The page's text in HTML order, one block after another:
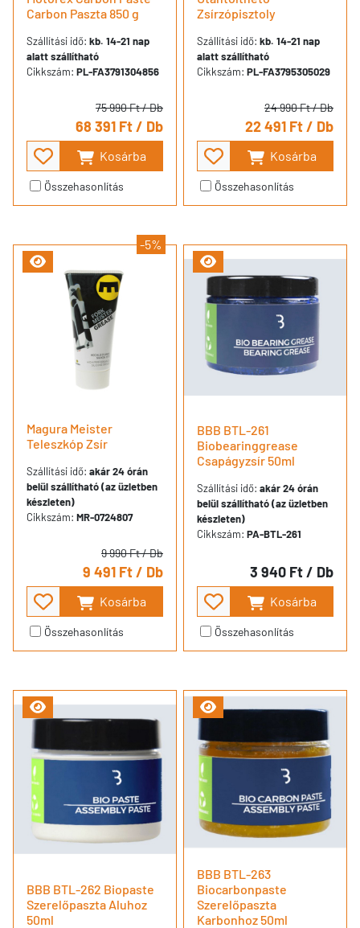
Carbon Paszta 850 g
Szállítási idő: kb. 14-21 nap
alatt szállítható
Cikkszám: PL-FA3791304856
75 990 Ft/ Db
68 391 Ft/ Db
Kosárba
Összehasonlítás
Zsírzópisztoly
Szállítási idő: kb. 14-21 nap
alatt szállítható
Cikkszám: PL-FA3795305029
24 990 Ft/ Db
22 491 Ft/ Db
Kosárba
Összehasonlítás
-5%
Magura Meister
Teleszkóp Zsír
Szállítási idő: akár 24 órán
belül szállítható (az üzletben
készleten)
Cikkszám: MR-0724807
9 990 Ft/ Db
9 491 Ft/ Db
Kosárba
Összehasonlítás
BBB BTL-261
Biobearinggrease
Csapágyzsír 50ml
Szállítási idő: akár 24 órán
belül szállítható (az üzletben
készleten)
Cikkszám: PA-BTL-261
3 940 Ft/ Db
Kosárba
Összehasonlítás
BBB BTL-262 Biopaste
Szerelőpaszta Aluhoz
50ml
BBB BTL-263
Biocarbonpaste
Szerelőpaszta
Karbonhoz 50ml